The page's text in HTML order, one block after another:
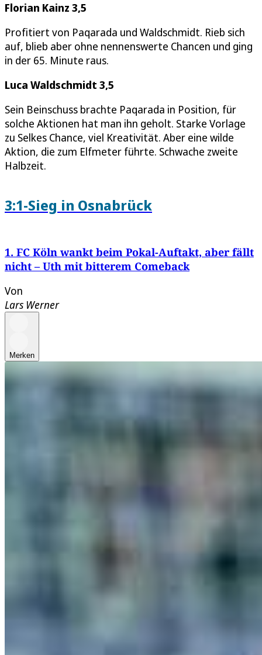
Florian Kainz 3,5
Profitiert von Paqarada und Waldschmidt. Rieb sich
auf, blieb aber ohne nennenswerte Chancen und ging
in der 65. Minute raus.
Luca Waldschmidt 3,5
Sein Beinschuss brachte Paqarada in Position, für
solche Aktionen hat man ihn geholt. Starke Vorlage
zu Selkes Chance, viel Kreativität. Aber eine wilde
Aktion, die zum Elfmeter führte. Schwache zweite
Halbzeit.
3:1-Sieg in Osnabrück
1. FC Köln wankt beim Pokal-Auftakt, aber fällt
nicht – Uth mit bitterem Comeback
Von
Lars Werner
Merken